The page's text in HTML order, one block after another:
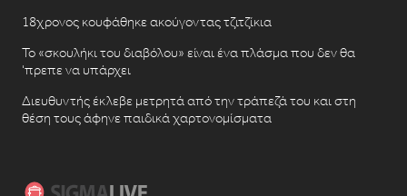
18χρονος κουφάθηκε ακούγοντας τζιτζίκια
Το «σκουλήκι του διαβόλου» είναι ένα πλάσμα που δεν θα
‘πρεπε να υπάρχει
Διευθυντής έκλεβε μετρητά από την τράπεζά του και στη
θέση τους άφηνε παιδικά χαρτονομίσματα